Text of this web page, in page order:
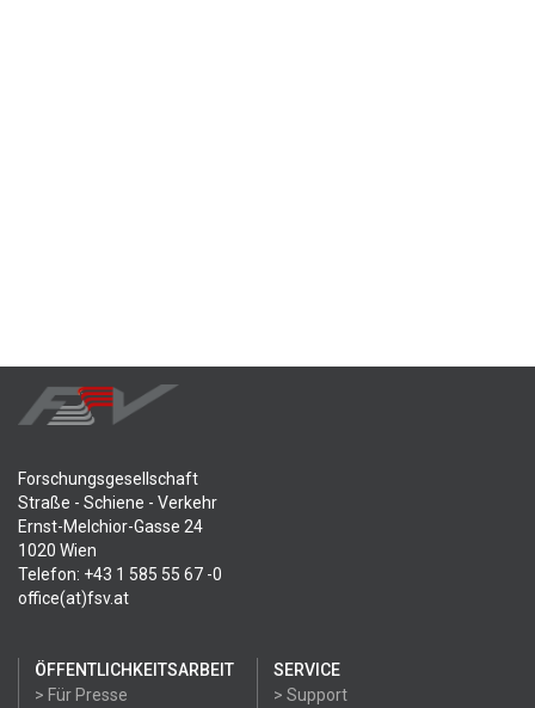
Forschungsgesellschaft
Straße - Schiene - Verkehr
Ernst-Melchior-Gasse 24
1020 Wien
Telefon: +43 1 585 55 67 -0
office(at)fsv.at
ÖFFENTLICHKEITSARBEIT
> Für Presse
SERVICE
> Support